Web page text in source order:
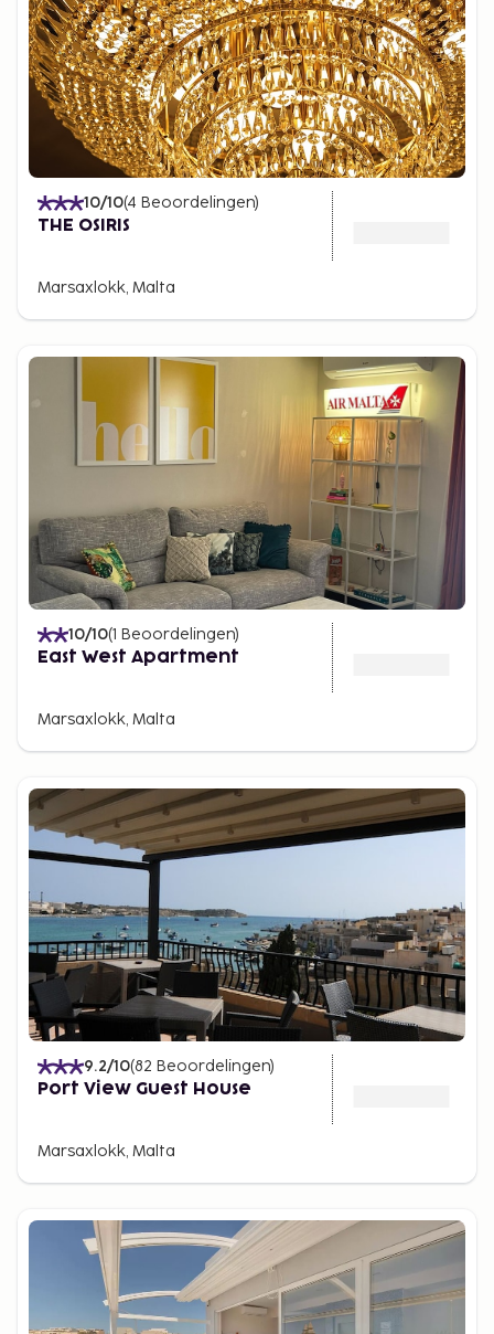
10/10(4 Beoordelingen)
THE OSIRIS
Marsaxlokk, Malta
10/10(1 Beoordelingen)
East West Apartment
Marsaxlokk, Malta
9.2/10(82 Beoordelingen)
Port View Guest House
Marsaxlokk, Malta